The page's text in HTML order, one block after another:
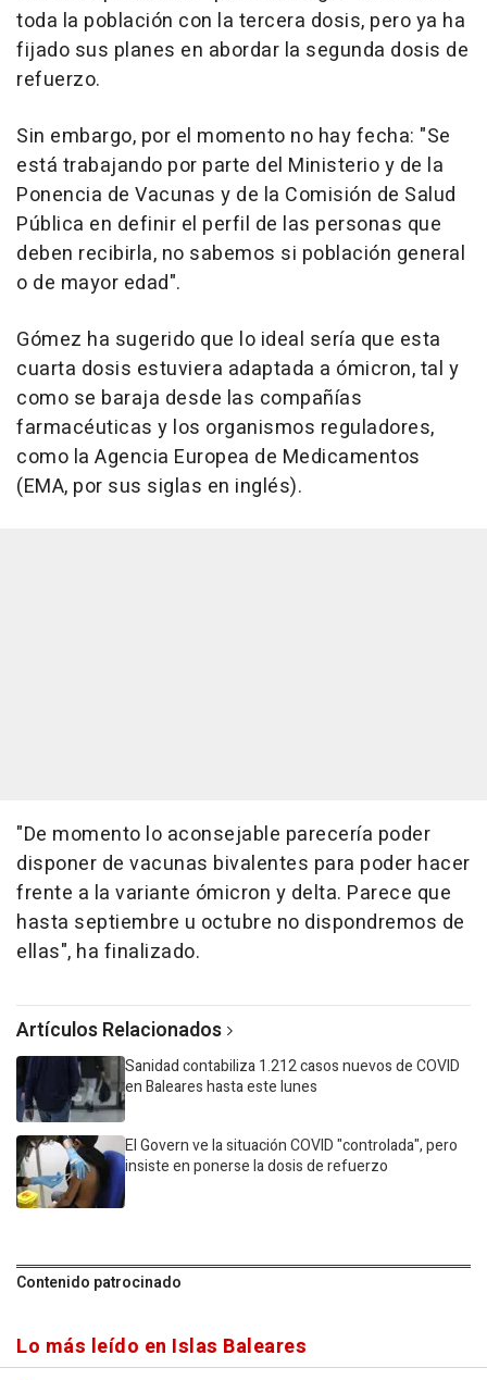
toda la población con la tercera dosis, pero ya ha
fijado sus planes en abordar la segunda dosis de
refuerzo.
Sin embargo, por el momento no hay fecha: "Se
está trabajando por parte del Ministerio y de la
Ponencia de Vacunas y de la Comisión de Salud
Pública en definir el perfil de las personas que
deben recibirla, no sabemos si población general
o de mayor edad".
Gómez ha sugerido que lo ideal sería que esta
cuarta dosis estuviera adaptada a ómicron, tal y
como se baraja desde las compañías
farmacéuticas y los organismos reguladores,
como la Agencia Europea de Medicamentos
(EMA, por sus siglas en inglés).
"De momento lo aconsejable parecería poder
disponer de vacunas bivalentes para poder hacer
frente a la variante ómicron y delta. Parece que
hasta septiembre u octubre no dispondremos de
ellas", ha finalizado.
Artículos Relacionados
Sanidad contabiliza 1.212 casos nuevos de COVID
en Baleares hasta este lunes
El Govern ve la situación COVID "controlada", pero
insiste en ponerse la dosis de refuerzo
Contenido patrocinado
Lo más leído en Islas Baleares